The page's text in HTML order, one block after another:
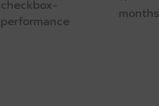
checkbox-
performance
months